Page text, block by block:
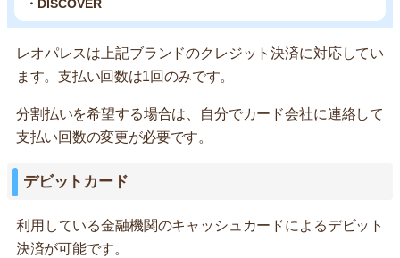
・DISCOVER
レオパレスは上記ブランドのクレジット決済に対応してい
ます。支払い回数は1回のみです。
分割払いを希望する場合は、自分でカード会社に連絡して
支払い回数の変更が必要です。
デビットカード
利用している金融機関のキャッシュカードによるデビット
決済が可能です。